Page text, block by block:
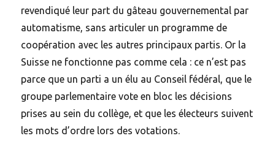
revendiqué leur part du gâteau gouvernemental par
automatisme, sans articuler un programme de
coopération avec les autres principaux partis. Or la
Suisse ne fonctionne pas comme cela : ce n’est pas
parce que un parti a un élu au Conseil fédéral, que le
groupe parlementaire vote en bloc les décisions
prises au sein du collège, et que les électeurs suivent
les mots d’ordre lors des votations.